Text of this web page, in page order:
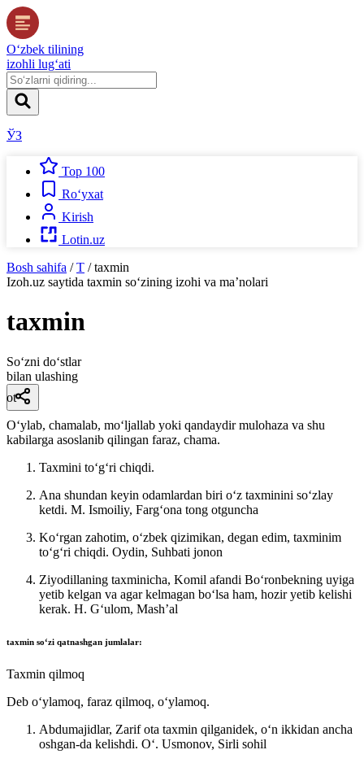
O‘zbek tilining
izohli lug‘ati
ЎЗ
Top 100
Ro‘yxat
Kirish
Lotin.uz
Bosh sahifa / T / taxmin
Izoh.uz saytida taxmin so‘zining izohi va ma’nolari
taxmin
So‘zni do‘stlar
bilan ulashing
ot
Oʻylab, chamalab, moʻljallab yoki qandaydir mulohaza va shu
kabilarga asoslanib qilingan faraz, chama.
Taxmini toʻgʻri chiqdi.
Ana shundan keyin odamlardan biri oʻz taxminini soʻzlay
ketdi. M. Ismoiliy, Fargʻona tong otguncha
Koʻrgan zahotim, oʻzbek qizimikan, degan edim, taxminim
toʻgʻri chiqdi. Oydin, Suhbati jonon
Ziyodillaning taxminicha, Komil afandi Boʻronbekning uyiga
yetib kelgan va agar kelmagan boʻlsa ham, hozir yetib kelishi
kerak. H. Gʻulom, Mashʼal
taxmin soʻzi qatnashgan jumlalar:
Taxmin qilmoq
Deb oʻylamoq, faraz qilmoq, oʻylamoq.
Abdumajidlar, Zarif ota taxmin qilganidek, oʻn ikkidan ancha
oshgan-da kelishdi. Oʻ. Usmonov, Sirli sohil